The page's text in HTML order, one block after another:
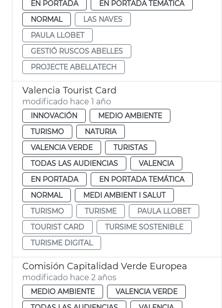
EN PORTADA
EN PORTADA TEMÁTICA
NORMAL
LAS NAVES
PAULA LLOBET
GESTIÓ RUSCOS ABELLES
PROJECTE ABELLATECH
Valencia Tourist Card
modificado hace 1 año
INNOVACIÓN
MEDIO AMBIENTE
TURISMO
NATURIA
VALENCIA VERDE
TURISTAS
TODAS LAS AUDIENCIAS
VALENCIA
EN PORTADA
EN PORTADA TEMÁTICA
NORMAL
MEDI AMBIENT I SALUT
TURISMO
TURISME
PAULA LLOBET
TOURIST CARD
TURSIME SOSTENIBLE
TURISME DIGITAL
Comisión Capitalidad Verde Europea
modificado hace 2 años
MEDIO AMBIENTE
VALENCIA VERDE